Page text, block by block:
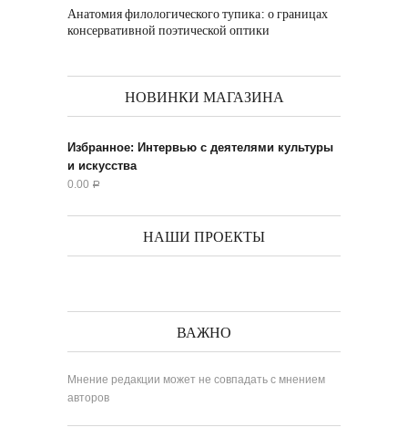
Анатомия филологического тупика: о границах
консервативной поэтической оптики
НОВИНКИ МАГАЗИНА
Избранное: Интервью с деятелями культуры
и искусства
0.00 Р
НАШИ ПРОЕКТЫ
ВАЖНО
Мнение редакции может не совпадать с мнением
авторов